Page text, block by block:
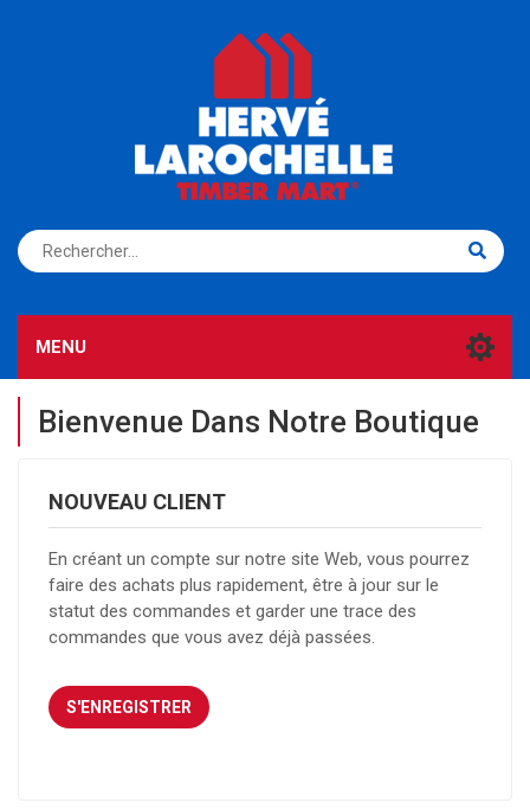
S'ENREGISTRER CONNEXION
MENU
Bienvenue Dans Notre Boutique
NOUVEAU CLIENT
En créant un compte sur notre site Web, vous pourrez
faire des achats plus rapidement, être à jour sur le
statut des commandes et garder une trace des
commandes que vous avez déjà passées.